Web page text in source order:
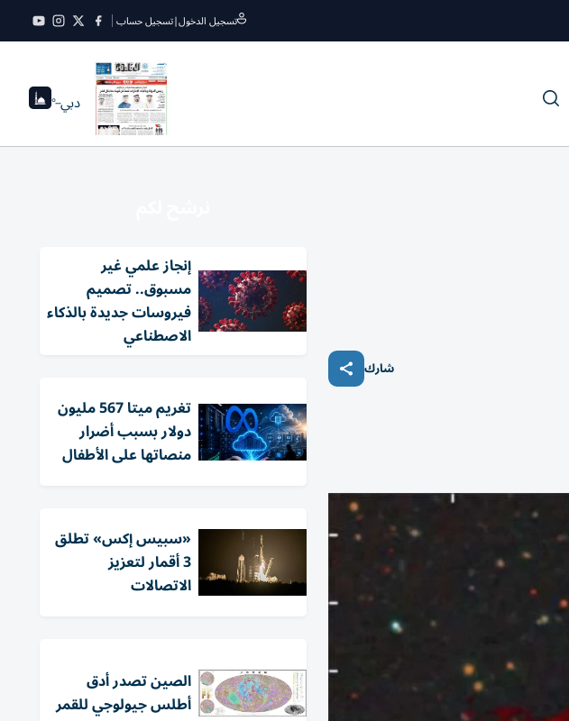
تسجيل الدخول|تسجيل حساب
دبي--°
شارك
إنجاز علمي غير
مسبوق.. تصميم
فيروسات جديدة بالذكاء
الاصطناعي
تغريم ميتا 567 مليون
دولار بسبب أضرار
منصاتها على الأطفال
«سبيس إكس» تطلق
3 أقمار لتعزيز
الاتصالات
الصين تصدر أدق
أطلس جيولوجي للقمر